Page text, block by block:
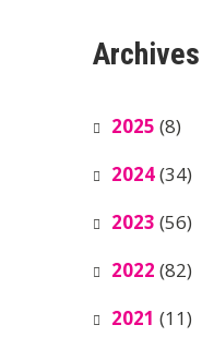
Archives
2025 (8)
2024(34)
2023 (56)
2022 (82)
2021 (11)